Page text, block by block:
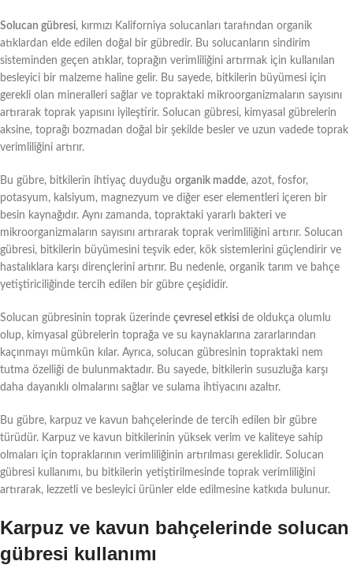
Solucan gübresi, kırmızı Kaliforniya solucanları tarafından organik
atıklardan elde edilen doğal bir gübredir. Bu solucanların sindirim
sisteminden geçen atıklar, toprağın verimliliğini artırmak için kullanılan
besleyici bir malzeme haline gelir. Bu sayede, bitkilerin büyümesi için
gerekli olan mineralleri sağlar ve topraktaki mikroorganizmaların sayısını
artırarak toprak yapısını iyileştirir. Solucan gübresi, kimyasal gübrelerin
aksine, toprağı bozmadan doğal bir şekilde besler ve uzun vadede toprak
verimliliğini artırır.
Bu gübre, bitkilerin ihtiyaç duyduğu organik madde, azot, fosfor,
potasyum, kalsiyum, magnezyum ve diğer eser elementleri içeren bir
besin kaynağıdır. Aynı zamanda, topraktaki yararlı bakteri ve
mikroorganizmaların sayısını artırarak toprak verimliliğini artırır. Solucan
gübresi, bitkilerin büyümesini teşvik eder, kök sistemlerini güçlendirir ve
hastalıklara karşı dirençlerini artırır. Bu nedenle, organik tarım ve bahçe
yetiştiriciliğinde tercih edilen bir gübre çeşididir.
Solucan gübresinin toprak üzerinde çevresel etkisi de oldukça olumlu
olup, kimyasal gübrelerin toprağa ve su kaynaklarına zararlarından
kaçınmayı mümkün kılar. Ayrıca, solucan gübresinin topraktaki nem
tutma özelliği de bulunmaktadır. Bu sayede, bitkilerin susuzluğa karşı
daha dayanıklı olmalarını sağlar ve sulama ihtiyacını azaltır.
Bu gübre, karpuz ve kavun bahçelerinde de tercih edilen bir gübre
türüdür. Karpuz ve kavun bitkilerinin yüksek verim ve kaliteye sahip
olmaları için topraklarının verimliliğinin artırılması gereklidir. Solucan
gübresi kullanımı, bu bitkilerin yetiştirilmesinde toprak verimliliğini
artırarak, lezzetli ve besleyici ürünler elde edilmesine katkıda bulunur.
Karpuz ve kavun bahçelerinde solucan
gübresi kullanımı